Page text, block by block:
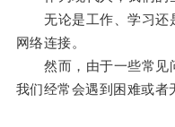
无论是工作、学习还
网络连接。
然而，由于一些常见问
我们经常会遇到困难或者